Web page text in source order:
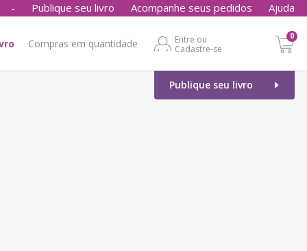
- Publique seu livro Acompanhe seus pedidos Ajuda
Compras em quantidade
Entre ou
Cadastre-se
0
Publique seu livro